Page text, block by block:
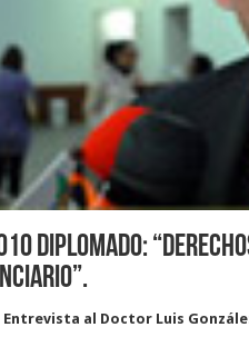
Diplomado:
Entrevista al Doctor Luis